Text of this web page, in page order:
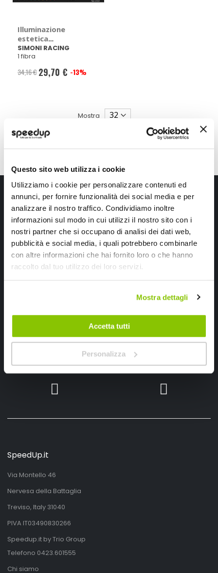
Questo sito web utilizza i cookie
Utilizziamo i cookie per personalizzare contenuti ed
annunci, per fornire funzionalità dei social media e per
analizzare il nostro traffico. Condividiamo inoltre
informazioni sul modo in cui utilizzi il nostro sito con i
nostri partner che si occupano di analisi dei dati web,
pubblicità e social media, i quali potrebbero combinarle
con altre informazioni che hai fornito loro o che hanno
raccolto dal tuo utilizzo dei loro servizi.
Mostra dettagli
Accetta tutti
Personalizza
Illuminazione
estetica
Atmosphere
Interior Led RGB -
SIMONI RACING
SIMONI RACING
1 fibra
34,16 € Prezzo
29,70 € -13%
Mostra
Iscriviti alla newsletter Speedup
Ricevi subito uno sconto del 10% per il tuo primo acquisto online!
Segui SPEEDUP.IT
SpeedUp.it
Via Montello 46
Nervesa della Battaglia
Treviso, Italy 31040
PIVA IT03490830266
Speedup.it by Trio Group
Telefono 0423.601555
Chi siamo